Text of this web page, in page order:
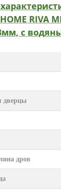
RIVA
с
дверцы
дров